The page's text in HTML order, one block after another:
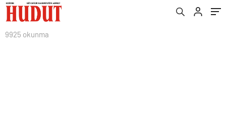
9925 okunma